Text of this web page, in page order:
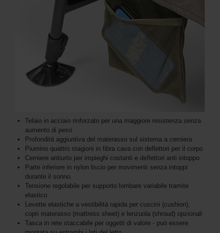
Telaio in acciaio rinforzato per una maggiore resistenza senza
aumento di peso
Profondità aggiuntiva del materasso sul sistema a cerniera
Piumino quattro stagioni in fibra cava con deflettori per il corpo
Cerniere antiurto per impieghi costanti e deflettori anti intoppo
Parte inferiore in nylon liscio per movimenti senza intoppi
durante il sonno.
Tensione regolabile per supporto lombare variabile tramite
elastico
Levette elastiche a vestibilità rapida per cuscini (cushion),
copri materasso (mattress sheet) e lenzuola (shroud) opzionali
Tasca in rete staccabile per oggetti di valore - può essere